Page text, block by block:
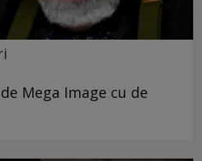
Mega Image cu de